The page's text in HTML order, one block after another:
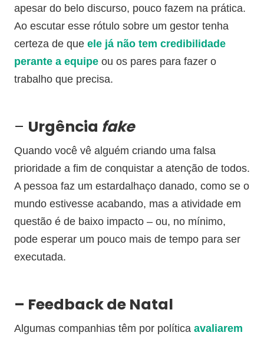
apesar do belo discurso, pouco fazem na prática.
Ao escutar esse rótulo sobre um gestor tenha
certeza de que ele já não tem credibilidade
perante a equipe ou os pares para fazer o
trabalho que precisa.
– Urgência fake
Quando você vê alguém criando uma falsa
prioridade a fim de conquistar a atenção de todos.
A pessoa faz um estardalhaço danado, como se o
mundo estivesse acabando, mas a atividade em
questão é de baixo impacto – ou, no mínimo,
pode esperar um pouco mais de tempo para ser
executada.
– Feedback de Natal
Algumas companhias têm por política avaliarem